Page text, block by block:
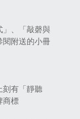
」、「敲磬與
閱附送的小冊
刻有「靜聽
商標